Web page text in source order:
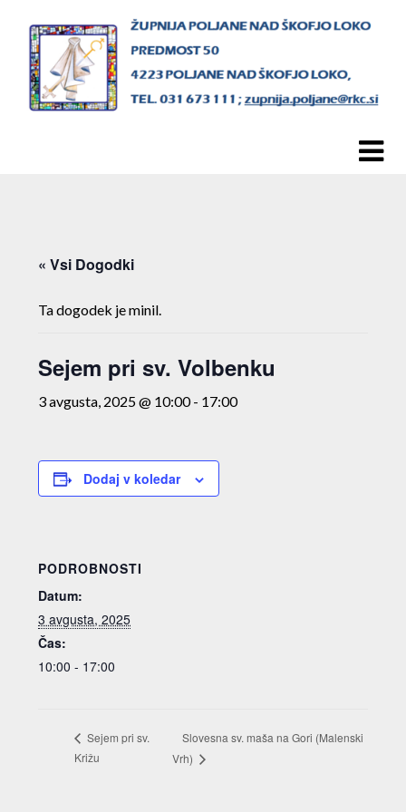
content
« Vsi Dogodki
Ta dogodek je minil.
Sejem pri sv. Volbenku
3 avgusta, 2025 @ 10:00- 17:00
Dodaj v koledar
PODROBNOSTI
Datum:
3 avgusta, 2025
Čas:
10:00 - 17:00
Sejem pri sv.
Križu
Slovesna sv. maša na Gori (Malenski
Vrh)